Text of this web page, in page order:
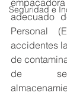
Seguridad e
adecuado
Personal
accidentes
de
de